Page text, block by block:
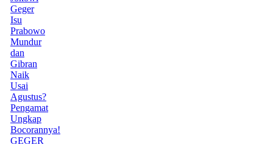
Geger
Isu
Prabowo
Mundur
dan
Gibran
Naik
Usai
Agustus?
Pengamat
Ungkap
Bocorannya!
GEGER